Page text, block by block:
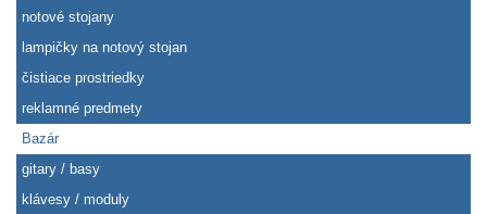
notové stojany
lampičky na notový stojan
čistiace prostriedky
reklamné predmety
Bazár
gitary / basy
klávesy / moduly